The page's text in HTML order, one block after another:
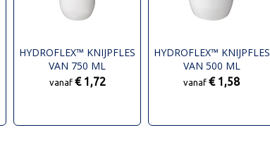
HYDROFLEX™ KNIJPFLES
VAN 750 ML
vanaf € 1,72
HYDROFLEX™ KNIJPFLES
VAN 500 ML
vanaf€ 1,58